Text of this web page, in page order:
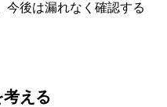
今後は漏れなく確認する
える